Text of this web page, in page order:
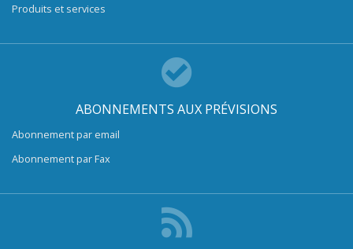
Produits et services
ABONNEMENTS AUX PRÉVISIONS
Abonnement par email
Abonnement par Fax